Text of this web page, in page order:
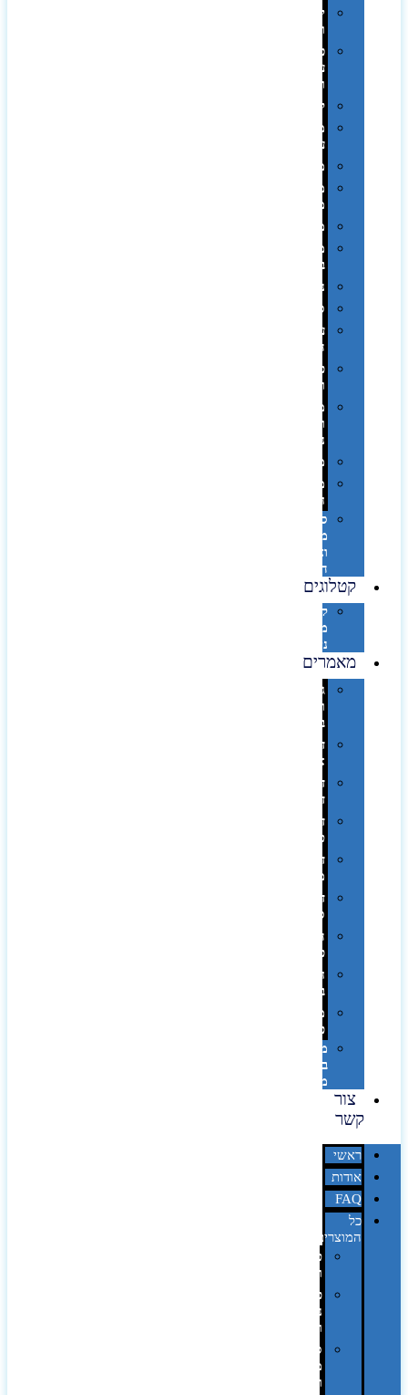
יין
ומארזים
כלי
עבודה
ופנסים
למטבח
מוצרי
עור
מחברות
מחזיקי
מפתחות
משחקים
מתנה
בפחית
נסיעות
ספורט
על
השולחן…
פינוק
וספא
מזוודות
ותיקי
נסיעות
מטריות
מוצרי
חוף
סביבת
מחשב
וציוד
היקפי
קטלוגים
קטלוג
מוצרי
נייר
מאמרים
גימורים
והשבחות
בדפוס
דפוס
אופסט
דפוס
דיגיטלי
דפוס
טמפון
דפוס
משי
דפוס
סובלימציה
הדפס
פרוצס
חריטה
בלייזר
מהו
פנטון?
מיתוג
באמצעות
מדבקות
צור
קשר
ראשי
אודות
FAQ
כל
המוצרים
טכנולוגיה
וגאדג'טים
פנאי,
נופש
ונסיעות
סביבת
משרד
ופרימיום